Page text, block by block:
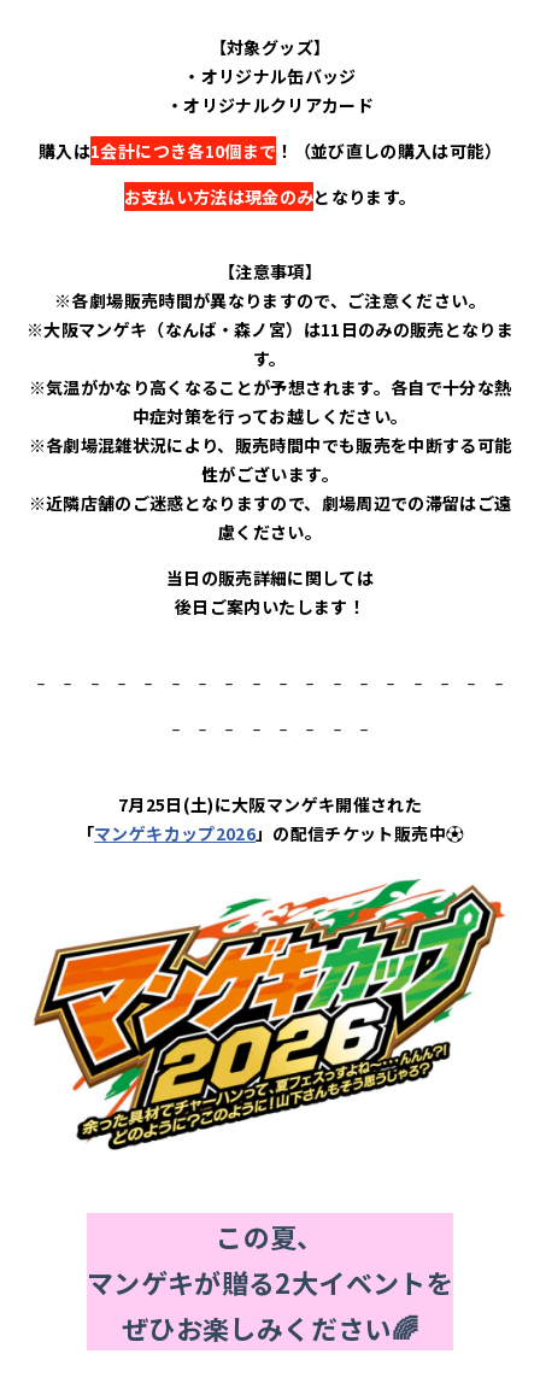
【対象グッズ】
・オリジナル缶バッジ
・オリジナルクリアカード
購入は1会計につき各10個まで ！（並び直しの購入は可能）
お支払い方法は現金のみとなります。
【注意事項】
※各劇場販売時間が異なりますので、ご注意ください。
※大阪マンゲキ（なんば・森ノ宮）は11日のみの販売となりま
す。
※気温がかなり高くなることが予想されます。各自で十分な熱
中症対策を行ってお越しください。
※各劇場混雑状況により、販売時間中でも販売を中断する可能
性がございます。
※近隣店舗のご迷惑となりますので、劇場周辺での滞留はご遠
慮ください。
当日の販売詳細に関しては
後日ご案内いたします！
‐‐‐‐ ‐ ‐‐‐‐ ‐ ‐‐‐ ‐ ‐‐‐‐
‐ ‐‐‐ ‐ ‐‐‐
7月25日(土)に大阪マンゲキ開催された
「マンゲキカップ2026」の配信チケット販売中⚽️
この夏、
マンゲキが贈る2大イベントを
ぜひお楽しみください🌈